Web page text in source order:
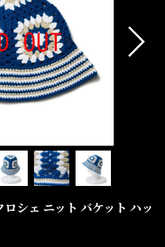
シェ ニット バケット ハッ